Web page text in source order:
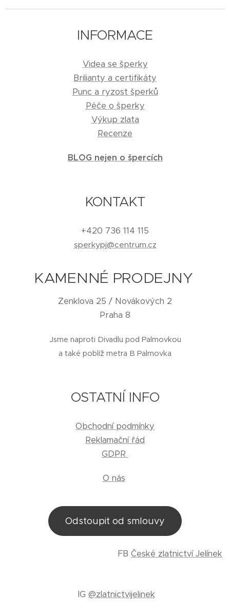
INFORMACE
Videa se šperky
Brilianty a certifikáty
Punc a ryzost šperků
Péče o šperky
Výkup zlata
Recenze
BLOG nejen o špercích
KONTAKT
+420 736 114 115
sperkypj@centrum.cz
KAMENNÉ PRODEJNY
Zenklova 25 / Novákových 2
Praha 8
Jsme naproti Divadlu pod Palmovkou
a také poblíž metra B Palmovka
OSTATNÍ INFO
Obchodní podmínky
Reklamační řád
GDPR
O nás
Odstoupit od smlouvy
FB České zlatnictví Jelínek
IG @zlatnictvijelinek